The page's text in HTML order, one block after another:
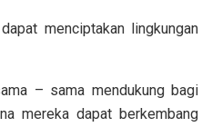
menciptakan lingkungan
– sama mendukung bagi
mereka dapat berkembang